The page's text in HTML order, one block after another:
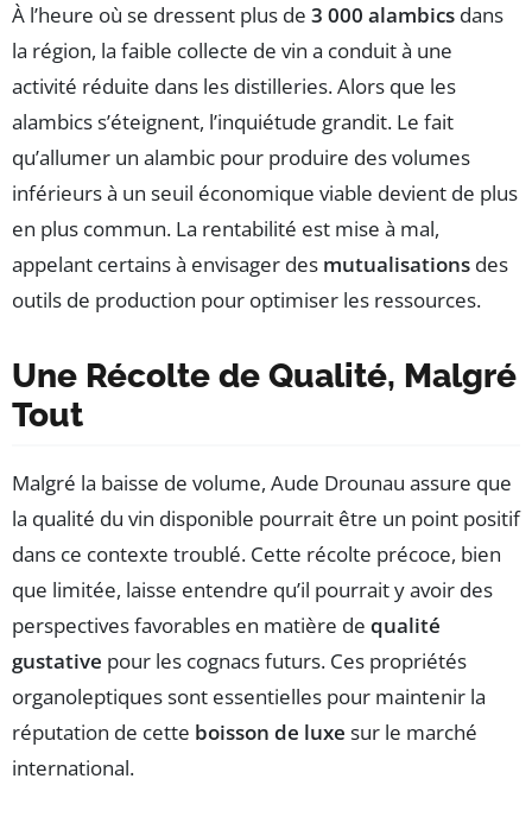
À l’heure où se dressent plus de 3 000 alambics dans
la région, la faible collecte de vin a conduit à une
activité réduite dans les distilleries. Alors que les
alambics s’éteignent, l’inquiétude grandit. Le fait
qu’allumer un alambic pour produire des volumes
inférieurs à un seuil économique viable devient de plus
en plus commun. La rentabilité est mise à mal,
appelant certains à envisager des mutualisations des
outils de production pour optimiser les ressources.
Une Récolte de Qualité, Malgré
Tout
Malgré la baisse de volume, Aude Drounau assure que
la qualité du vin disponible pourrait être un point positif
dans ce contexte troublé. Cette récolte précoce, bien
que limitée, laisse entendre qu’il pourrait y avoir des
perspectives favorables en matière de qualité
gustative pour les cognacs futurs. Ces propriétés
organoleptiques sont essentielles pour maintenir la
réputation de cette boisson de luxe sur le marché
international.